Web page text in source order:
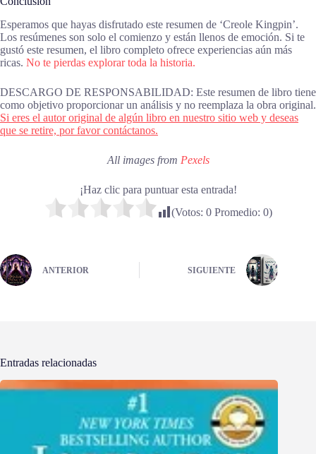
Esperamos que hayas disfrutado este resumen de ‘Creole Kingpin’.
Los resúmenes son solo el comienzo y están llenos de emoción. Si te
gustó este resumen, el libro completo ofrece experiencias aún más
ricas. No te pierdas explorar toda la historia.
DESCARGO DE RESPONSABILIDAD: Este resumen de libro tiene
como objetivo proporcionar un análisis y no reemplaza la obra original.
Si eres el autor original de algún libro en nuestro sitio web y deseas
que se retire, por favor contáctanos.
All images from Pexels
¡Haz clic para puntuar esta entrada!
(Votos: 0Promedio: 0)
ANTERIOR SIGUIENTE
Entradas relacionadas